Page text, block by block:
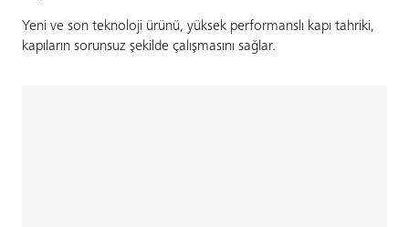
Yeni ve son teknoloji ürünü, yüksek performanslı kapı tahriki,
kapıların sorunsuz şekilde çalışmasını sağlar.